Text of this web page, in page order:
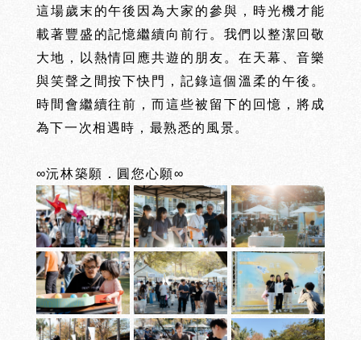
沅
PORTFOLIO 沅
這場歲末的午後因為大家的參與，時光機才能
載著豐盛的記憶繼續向前行。我們以整潔回敬
大地，以熱情回應共遊的朋友。在天幕、音樂
與笑聲之間按下快門，記錄這個溫柔的午後。
時間會繼續往前，而這些被留下的回憶，將成
為下一次相遇時，最熟悉的風景。
∞沅林築願．圓您心願∞